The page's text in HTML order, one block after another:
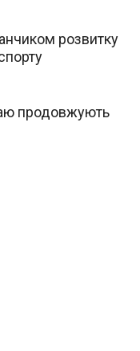
розвитку
продовжують